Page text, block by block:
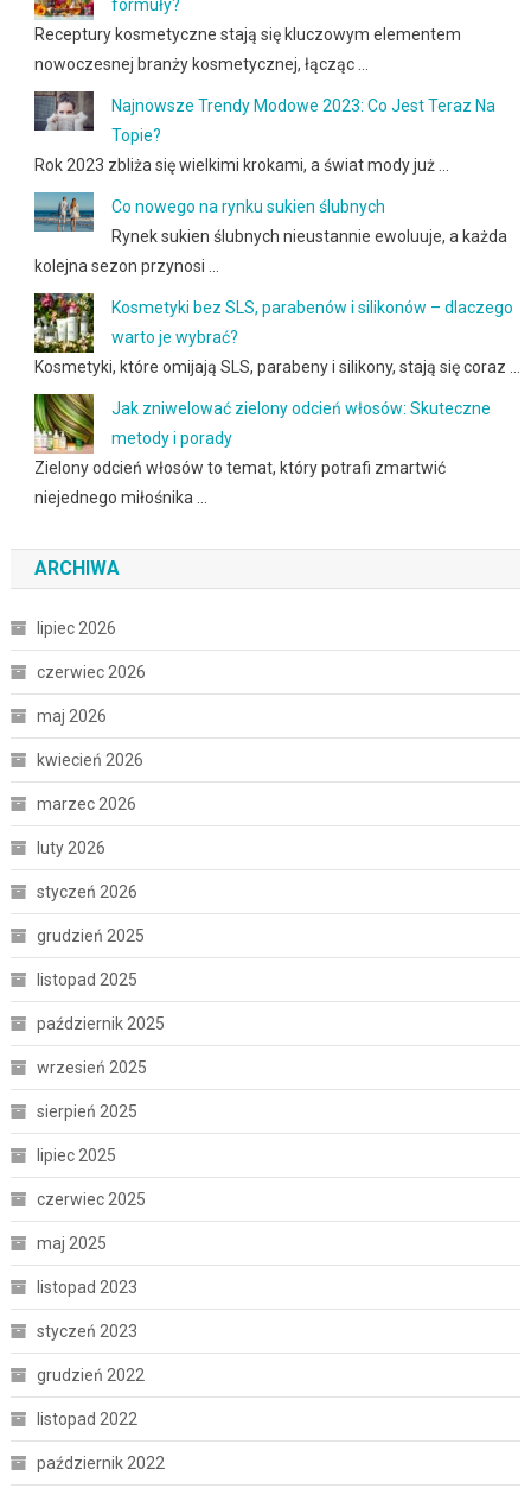
formuły?
Receptury kosmetyczne stają się kluczowym elementem
nowoczesnej branży kosmetycznej, łącząc …
Najnowsze Trendy Modowe 2023: Co Jest Teraz Na
Topie?
Rok 2023 zbliża się wielkimi krokami, a świat mody już …
Co nowego na rynku sukien ślubnych
Rynek sukien ślubnych nieustannie ewoluuje, a każda
kolejna sezon przynosi …
Kosmetyki bez SLS, parabenów i silikonów – dlaczego
warto je wybrać?
Kosmetyki, które omijają SLS, parabeny i silikony, stają się coraz …
Jak zniwelować zielony odcień włosów: Skuteczne
metody i porady
Zielony odcień włosów to temat, który potrafi zmartwić
niejednego miłośnika …
ARCHIWA
lipiec 2026
czerwiec 2026
maj 2026
kwiecień 2026
marzec 2026
luty 2026
styczeń 2026
grudzień 2025
listopad 2025
październik 2025
wrzesień 2025
sierpień 2025
lipiec 2025
czerwiec 2025
maj 2025
listopad 2023
styczeń 2023
grudzień 2022
listopad 2022
październik 2022